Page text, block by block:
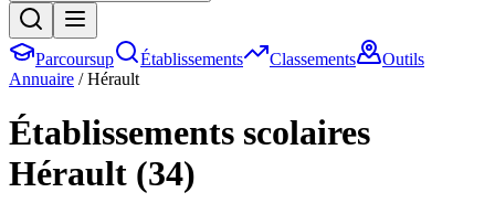
Parcoursup Établissements Classements
Outils
Annuaire / Hérault
Établissements scolaires
Hérault (34)